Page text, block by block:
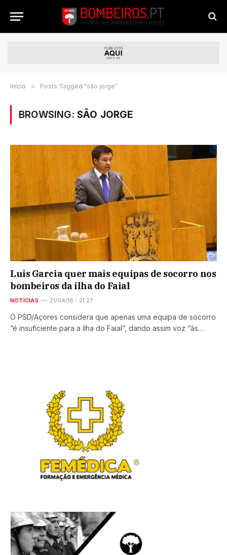
Início » Posts Tagged "são jorge"
BROWSING: SÃO JORGE
Luis Garcia quer mais equipas de socorro nos
bombeiros da ilha do Faial
NOTÍCIAS 21/04/16 - 21:27
O PSD/Açores considera que apenas uma equipa de socorro
“é insuficiente para a ilha do Faial”, dando assim voz “às…